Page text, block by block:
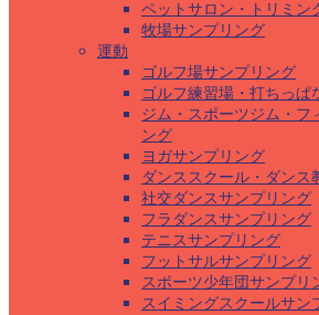
ペットサロン・トリミン
牧場サンプリング
運動
ゴルフ場サンプリング
ゴルフ練習場・打ちっぱ
ジム・スポーツジム・フ
ング
ヨガサンプリング
ダンススクール・ダンス
社交ダンスサンプリング
フラダンスサンプリング
テニスサンプリング
フットサルサンプリング
スポーツ少年団サンプリ
スイミングスクールサン